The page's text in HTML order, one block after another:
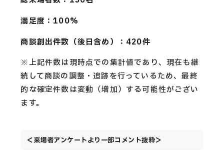
満足度：100%
商談創出件数（後日含め）：420件
※上記件数は現時点での集計値であり、現在も継
続して商談の調整・追跡を行っているため、最終
的な確定件数は変動（増加）する可能性がござい
ます。
＜来場者アンケートより一部コメント抜粋＞